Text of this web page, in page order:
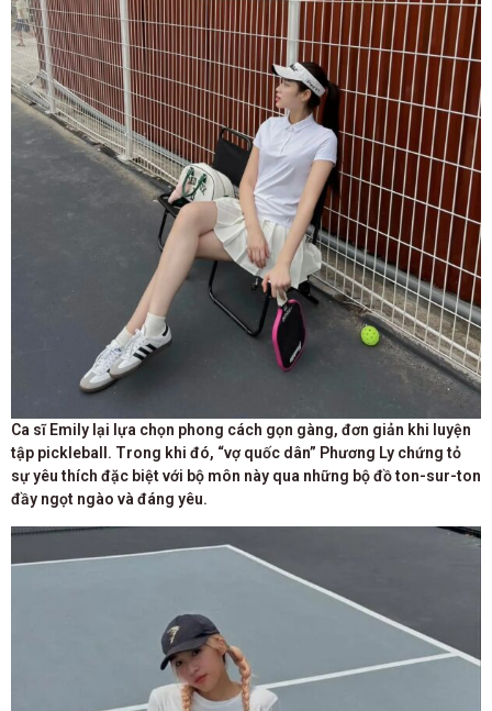
Ca sĩ Emily lại lựa chọn phong cách gọn gàng, đơn giản khi luyện
tập pickleball. Trong khi đó, “vợ quốc dân” Phương Ly chứng tỏ
sự yêu thích đặc biệt với bộ môn này qua những bộ đồ ton-sur-ton
đầy ngọt ngào và đáng yêu.